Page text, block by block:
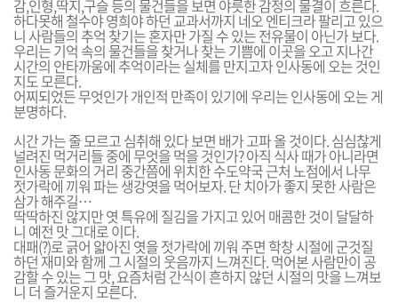
감,인형,딱지,구슬 등의 물건들을 보면 야릇한 감정의 물결이 흐른다.
하다못해 철수야 영희야 하던 교과서까지 네오 엔티크라 팔리고 있으
니 사람들의 추억 찾기는 혼자만 가질 수 있는 전유물이 아닌가 보다.
우리는 기억 속의 물건들을 찾거나 찾는 기쁨에 이곳을 오고 지나간
시간의 안타까움에 추억이라는 실체를 만지고자 인사동에 오는 것인
지도 모른다.
어찌되었든 무엇인가 개인적 만족이 있기에 우리는 인사동에 오는 게
분명하다.
시간 가는 줄 모르고 심취해 있다 보면 배가 고파 올 것이다. 심심찮게
널려진 먹거리들 중에 무엇을 먹을 것인가? 아직 식사 때가 아니라면
인사동 문화의 거리 중간쯤에 위치한 수도약국 근처 노점에서 나무
젓가락에 끼워 파는 생강엿을 먹어보자. 단 치아가 좋지 못한 사람은
삼가 해주길…
딱딱하진 않지만 엿 특유에 질김을 가지고 있어 매콤한 것이 달달하
니 예전 맛 그대로 이다.
대패(?)로 긁어 얇아진 엿을 젓가락에 끼워 주면 학창 시절에 군것질
하던 재미와 함께 그 시절의 웃음까지 느껴진다. 먹어본 사람만이 공
감할 수 있는 그 맛, 요즘처럼 간식이 흔하지 않던 시절의 맛을 느껴보
니 더 즐거운지 모른다.